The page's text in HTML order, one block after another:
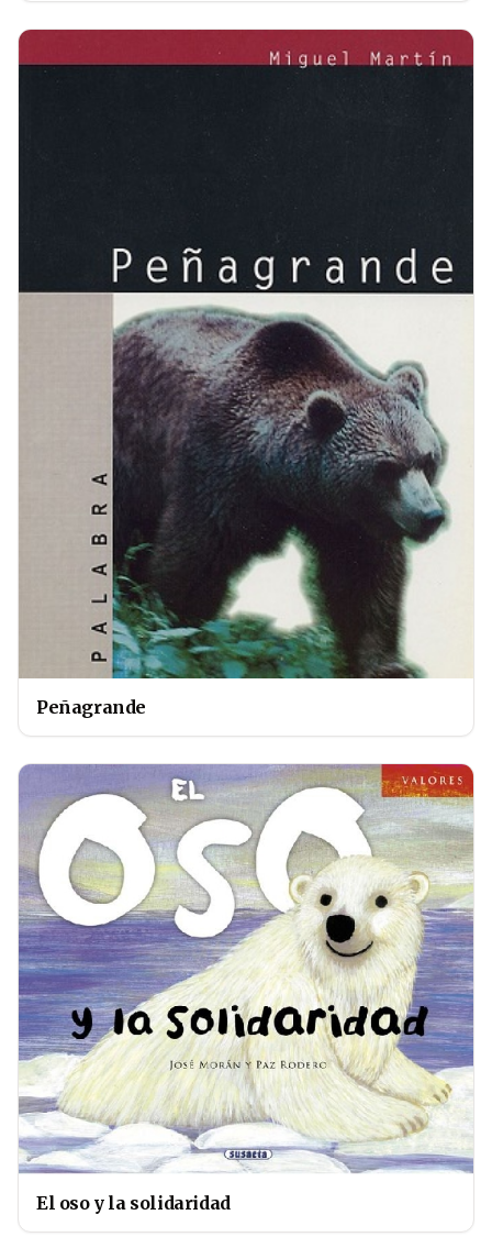
Peñagrande
El oso y la solidaridad